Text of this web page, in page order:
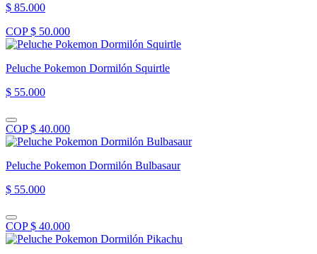
$ 85.000
COP $ 50.000
Peluche Pokemon Dormilón Squirtle
$ 55.000
COP $ 40.000
Peluche Pokemon Dormilón Bulbasaur
$ 55.000
COP $ 40.000